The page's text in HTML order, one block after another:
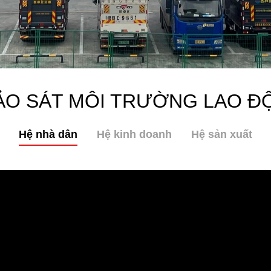
SÁT MÔI TRƯỜNG LAO
Hệ nhà dân Hệ kinh doanh Hệ sản xuất